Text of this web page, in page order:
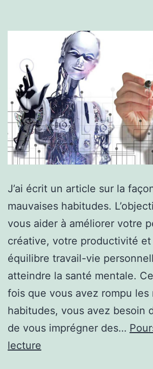
J’ai écrit un article sur la
mauvaises habitudes.
vous aider à améliorer votre
créative, votre productivité
équilibre travail-vie
atteindre la santé mentale.
fois que vous avez rompu les
habitudes, vous avez besoin
de vous imprégner des…
lecture